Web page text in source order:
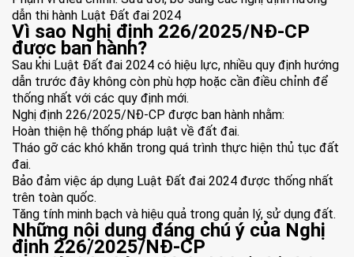
dẫn thi hành Luật Đất đai 2024
Vì sao Nghị định 226/2025/NĐ-CP
được ban hành?
Sau khi Luật Đất đai 2024 có hiệu lực, nhiều quy định hướng
dẫn trước đây không còn phù hợp hoặc cần điều chỉnh để
thống nhất với các quy định mới.
Nghị định 226/2025/NĐ-CP được ban hành nhằm:
Hoàn thiện hệ thống pháp luật về đất đai.
Tháo gỡ các khó khăn trong quá trình thực hiện thủ tục đất
đai.
Bảo đảm việc áp dụng Luật Đất đai 2024 được thống nhất
trên toàn quốc.
Tăng tính minh bạch và hiệu quả trong quản lý, sử dụng đất.
Những nội dung đáng chú ý của Nghị
định 226/2025/NĐ-CP